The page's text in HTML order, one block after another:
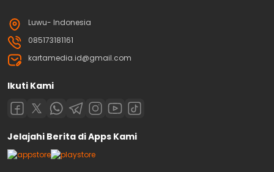
Luwu- Indonesia
085173181161
kartamedia.id@gmail.com
Ikuti Kami
Jelajahi Berita di Apps Kami